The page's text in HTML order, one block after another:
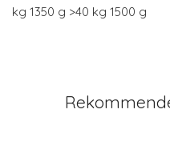
kg 1350 g >40 kg 1500 g